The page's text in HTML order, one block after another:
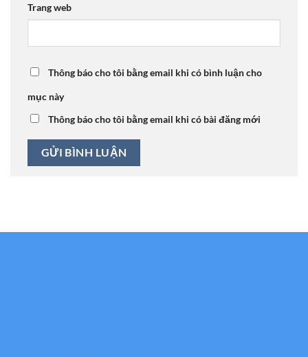
Trang web
Thông báo cho tôi bằng email khi có bình luận cho
mục này
Thông báo cho tôi bằng email khi có bài đăng mới